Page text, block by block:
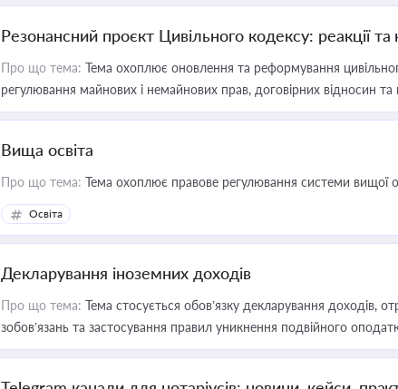
Резонансний проєкт Цивільного кодексу: реакції та
Про що тема: Тема охоплює оновлення та реформування
регулювання майнових і немайнових прав, договірних відносин та
Вища освіта
Про що тема: Тема охоплює правове регулювання системи вищої
Освіта
Декларування іноземних доходів
Про що тема: Тема стосується обов’язку декларування доходів,
зобов’язань та застосування правил уникнення подвійного